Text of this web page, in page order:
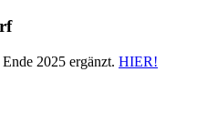
2025 ergänzt. HIER!